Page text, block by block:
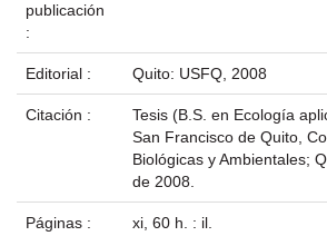
publicación
:
Editorial : Quito: USFQ, 2008
Citación :
Tesis (B.S. en Ecología
San Francisco de Quito,
Biológicas y Ambientales;
de 2008.
Páginas : xi, 60 h. : il.